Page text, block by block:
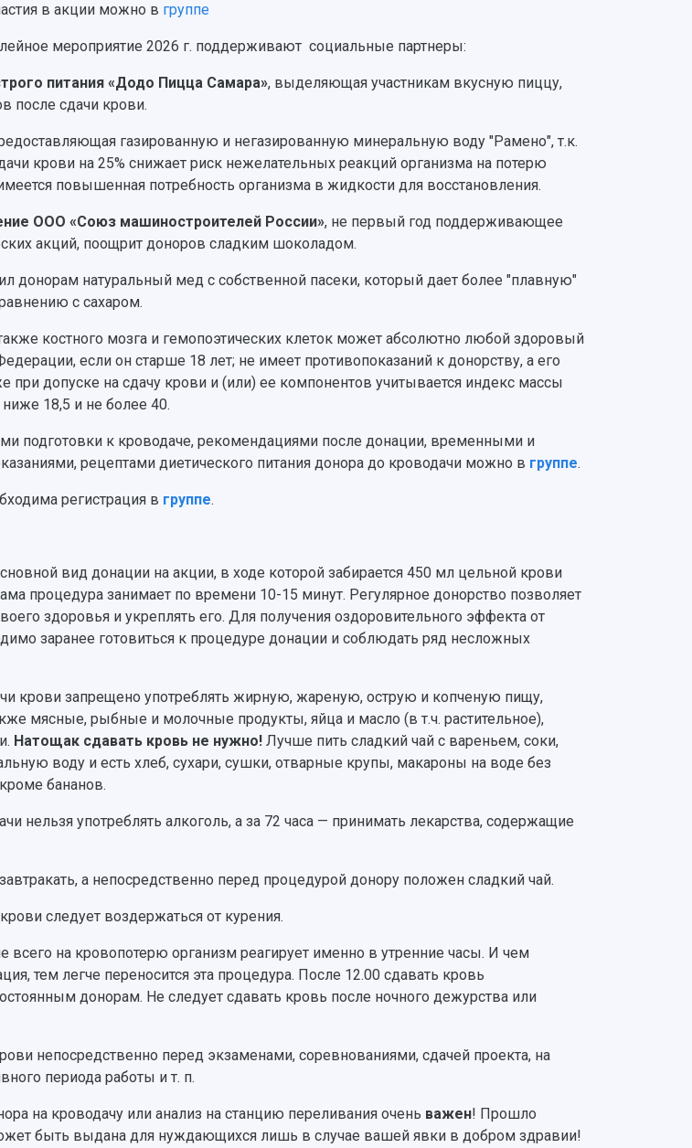
в акции можно в группе
мероприятие 2026 г. поддерживают социальные партнеры:
питания «Додо Пицца Самара», выделяющая участникам вкусную пиццу,
после сдачи крови.
газированную и негазированную минеральную воду "Рамено", т.к.
крови на 25% снижает риск нежелательных реакций организма на потерю
повышенная потребность организма в жидкости для восстановления.
ООО «Союз машиностроителей России», не первый год поддерживающее
акций, поощрит доноров сладким шоколадом.
донорам натуральный мед с собственной пасеки, который дает более "плавную"
с сахаром.
костного мозга и гемопоэтических клеток может абсолютно любой здоровый
если он старше 18 лет; не имеет противопоказаний к донорству, а его
при допуске на сдачу крови и (или) ее компонентов учитывается индекс массы
18,5 и не более 40.
подготовки к кроводаче, рекомендациями после донации, временными и
рецептами диетического питания донора до кроводачи можно в группе.
регистрация в группе.
вид донации на акции, в ходе которой забирается 450 мл цельной крови
процедура занимает по времени 10-15 минут. Регулярное донорство позволяет
здоровья и укреплять его. Для получения оздоровительного эффекта от
заранее готовиться к процедуре донации и соблюдать ряд несложных
крови запрещено употреблять жирную, жареную, острую и копченую пищу,
мясные, рыбные и молочные продукты, яйца и масло (в т.ч. растительное),
Натощак сдавать кровь не нужно! Лучше пить сладкий чай с вареньем, соки,
воду и есть хлеб, сухари, сушки, отварные крупы, макароны на воде без
бананов.
нельзя употреблять алкоголь, а за 72 часа — принимать лекарства, содержащие
а непосредственно перед процедурой донору положен сладкий чай.
следует воздержаться от курения.
всего на кровопотерю организм реагирует именно в утренние часы. И чем
тем легче переносится эта процедура. После 12.00 сдавать кровь
донорам. Не следует сдавать кровь после ночного дежурства или
непосредственно перед экзаменами, соревнованиями, сдачей проекта, на
периода работы и т. п.
на кроводачу или анализ на станцию переливания очень важен! Прошло
быть выдана для нуждающихся лишь в случае вашей явки в добром здравии!